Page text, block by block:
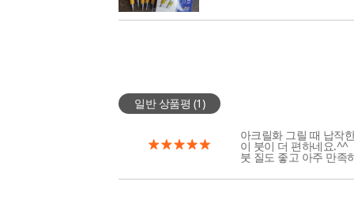
일반 상품평 (1)
아크릴화 그릴 때 납작
이 붓이 더 편하네요.^^
붓 질도 좋고 아주 만족